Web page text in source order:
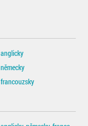
anglicky
německy
francouzsky